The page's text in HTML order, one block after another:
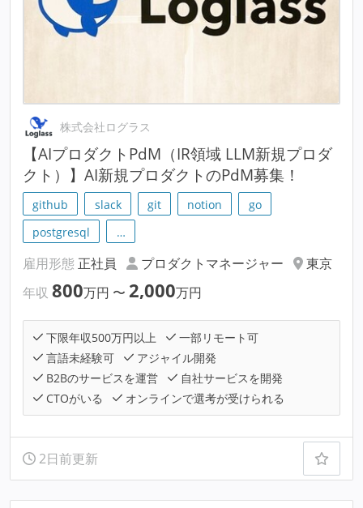
株式会社ログラス
【AIプロダクトPdM（IR領域 LLM新規プロダ
クト）】AI新規プロダクトのPdM募集！
github slack git notion
go
postgresql
…
雇用形態 正社員 プロダクトマネージャー
東京
年収 800万円 〜 2,000万円
下限年収500万円以上
一部リモート可
言語未経験可
アジャイル開発
B2Bのサービスを運営
自社サービスを開発
CTOがいる
オンラインで選考が受けられる
2日前更新